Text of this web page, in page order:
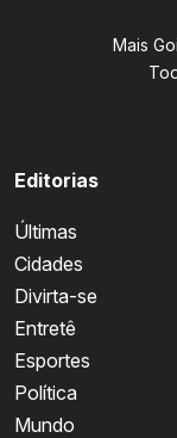
Mais
Editorias
Últimas
Cidades
Divirta-se
Entretê
Esportes
Política
Mundo